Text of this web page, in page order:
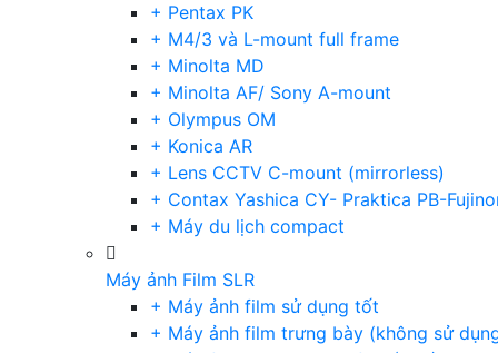
+ Pentax PK
+ M4/3 và L-mount full frame
+ Minolta MD
+ Minolta AF/ Sony A-mount
+ Olympus OM
+ Konica AR
+ Lens CCTV C-mount (mirrorless)
+ Contax Yashica CY- Praktica PB-
+ Máy du lịch compact
Máy ảnh Film SLR
+ Máy ảnh film sử dụng tốt
+ Máy ảnh film trưng bày (không sử